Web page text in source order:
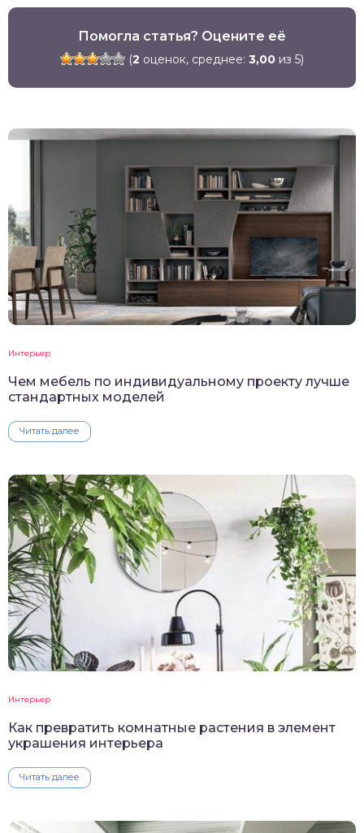
Помогла статья? Оцените её
(2 оценок, среднее: 3,00 из 5)
Интерьер
Чем мебель по индивидуальному проекту лучше
стандартных моделей
Читать далее
Интерьер
Как превратить комнатные растения в элемент
украшения интерьера
Читать далее